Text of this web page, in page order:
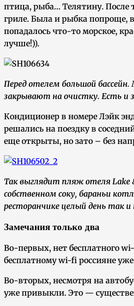
птица, рыба… Телятину. После
гриле. Была и рыбка попроще,
попадалось что-то морское,
лучше!)).
Перед отелем большой бассейн.
закрывают на очистку. Есть и
Кондиционер в номере Лэйк
решались на поездку в
еще открыты, но зато – без
Так выглядит пляж отеля Lake
собственном соку, бараньи
ресторанчике целый день так и
Замечания только два
Во-первых, нет бесплатного
бесплатному wi-fi россияне
Во-вторых, несмотря на
уже привыкли. Это —